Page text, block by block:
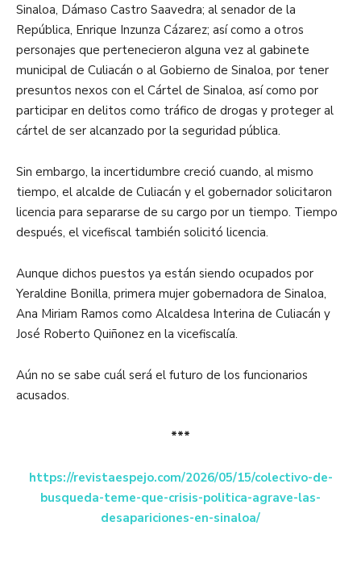
Sinaloa, Dámaso Castro Saavedra; al senador de la
República, Enrique Inzunza Cázarez; así como a otros
personajes que pertenecieron alguna vez al gabinete
municipal de Culiacán o al Gobierno de Sinaloa, por tener
presuntos nexos con el Cártel de Sinaloa, así como por
participar en delitos como tráfico de drogas y proteger al
cártel de ser alcanzado por la seguridad pública.
Sin embargo, la incertidumbre creció cuando, al mismo
tiempo, el alcalde de Culiacán y el gobernador solicitaron
licencia para separarse de su cargo por un tiempo. Tiempo
después, el vicefiscal también solicitó licencia.
Aunque dichos puestos ya están siendo ocupados por
Yeraldine Bonilla, primera mujer gobernadora de Sinaloa,
Ana Miriam Ramos como Alcaldesa Interina de Culiacán y
José Roberto Quiñonez en la vicefiscalía.
Aún no se sabe cuál será el futuro de los funcionarios
acusados.
***
https://revistaespejo.com/2026/05/15/colectivo-de-
busqueda-teme-que-crisis-politica-agrave-las-
desapariciones-en-sinaloa/